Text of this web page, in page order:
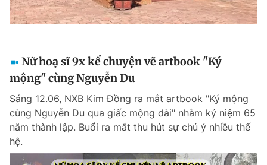
Nữ hoạ sĩ 9x kể chuyện vẽ artbook "Ký
mộng" cùng Nguyễn Du
Sáng 12.06, NXB Kim Đồng ra mắt artbook "Ký mộng
cùng Nguyễn Du qua giấc mộng dài" nhằm kỷ niệm 65
năm thành lập. Buổi ra mắt thu hút sự chú ý nhiều thế
hệ.